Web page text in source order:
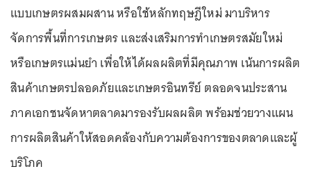
แบบเกษตรผสมผสาน หรือใช้หลักทฤษฎีใหม่ มาบริหาร
จัดการพื้นที่การเกษตร และส่งเสริมการทำเกษตรสมัยใหม่
หรือเกษตรแม่นยำ เพื่อให้ได้ผลผลิตที่มีคุณภาพ เน้นการผลิต
สินค้าเกษตรปลอดภัยและเกษตรอินทรีย์ ตลอดจนประสาน
ภาคเอกชนจัดหาตลาดมารองรับผลผลิต พร้อมช่วยวางแผน
การผลิตสินค้าให้สอดคล้องกับความต้องการของตลาดและผู้
บริโภค